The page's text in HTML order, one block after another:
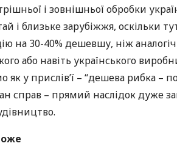
і зовнішньої обробки
і близьке зарубіжжя, оскільки
на 30-40% дешевшу, ніж
або навіть українського
як у прислів’ї – “дешева рибка –
справ – прямий наслідок дуже